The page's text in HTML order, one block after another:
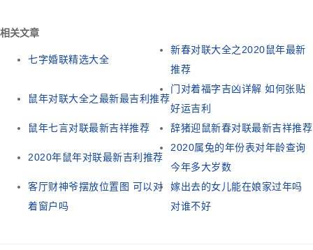
相关文章
七字婚联精选大全
新春对联大全之2020鼠年最新
推荐
鼠年对联大全之最新最吉利推荐
门对着福字吉凶详解 如何张贴
好运吉利
鼠年七言对联最新吉祥推荐
辞猪迎鼠新春对联最新吉祥推荐
2020年鼠年对联最新吉利推荐
2020属兔的年份表对年龄查询
今年多大岁数
客厅财神爷摆放位置图 可以对
着窗户吗
嫁出去的女儿能在娘家过年吗
对谁不好